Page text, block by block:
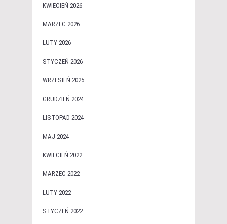
KWIECIEŃ 2026
MARZEC 2026
LUTY 2026
STYCZEŃ 2026
WRZESIEŃ 2025
GRUDZIEŃ 2024
LISTOPAD 2024
MAJ 2024
KWIECIEŃ 2022
MARZEC 2022
LUTY 2022
STYCZEŃ 2022